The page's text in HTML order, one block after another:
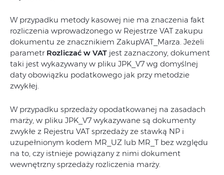
W przypadku metody kasowej nie ma znaczenia fakt
rozliczenia wprowadzonego w Rejestrze VAT zakupu
dokumentu ze znacznikiem ZakupVAT_Marza. Jeżeli
parametr Rozliczać w VAT jest zaznaczony, dokument
taki jest wykazywany w pliku JPK_V7 wg domyślnej
daty obowiązku podatkowego jak przy metodzie
zwykłej.
W przypadku sprzedaży opodatkowanej na zasadach
marży, w pliku JPK_V7 wykazywane są dokumenty
zwykłe z Rejestru VAT sprzedaży ze stawką NP i
uzupełnionym kodem MR_UZ lub MR_T bez względu
na to, czy istnieje powiązany z nimi dokument
wewnętrzny sprzedaży rozliczenia marży.